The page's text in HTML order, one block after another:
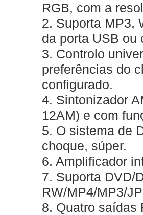
RGB, com a
2. Suporta MP3,
da porta USB ou
3. Controlo
preferências do
configurado.
4. Sintonizador
12AM) e com
5. O sistema de
choque, súper.
6. Amplificador
7. Suporta DVD/
RW/MP4/MP3/
8. Quatro saídas